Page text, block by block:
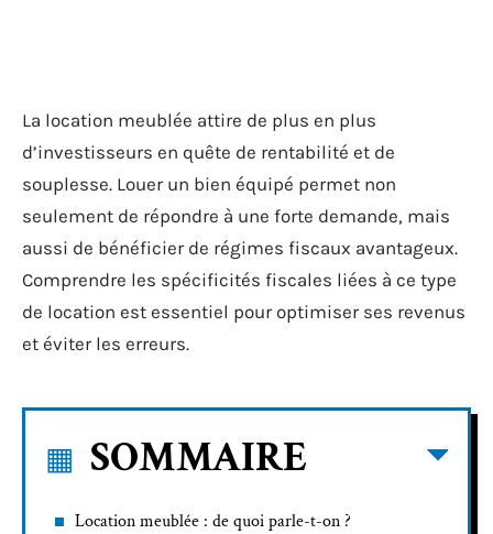
La location meublée attire de plus en plus
d’investisseurs en quête de rentabilité et de
souplesse. Louer un bien équipé permet non
seulement de répondre à une forte demande, mais
aussi de bénéficier de régimes fiscaux avantageux.
Comprendre les spécificités fiscales liées à ce type
de location est essentiel pour optimiser ses revenus
et éviter les erreurs.
SOMMAIRE
Location meublée : de quoi parle-t-on ?